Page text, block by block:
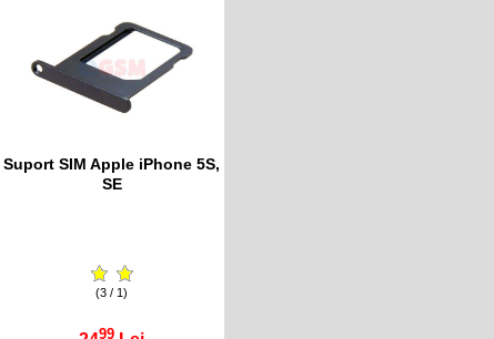
Suport SIM Apple iPhone 5S,
SE
(3 / 1)
99